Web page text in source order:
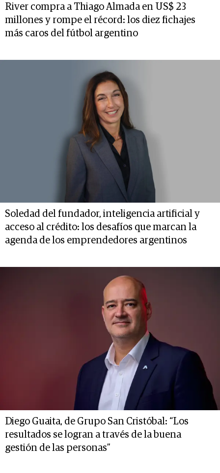
River compra a Thiago Almada en US$ 23
millones y rompe el récord: los diez fichajes
más caros del fútbol argentino
Soledad del fundador, inteligencia artificial y
acceso al crédito: los desafíos que marcan la
agenda de los emprendedores argentinos
Diego Guaita, de Grupo San Cristóbal: “Los
resultados se logran a través de la buena
gestión de las personas”